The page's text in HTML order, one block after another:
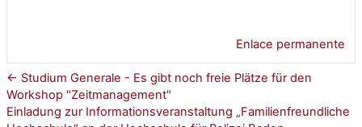
Enlace permanente
← Studium Generale - Es gibt noch freie Plätze für den
Workshop "Zeitmanagement"
Einladung zur Informationsveranstaltung „Familienfreundliche